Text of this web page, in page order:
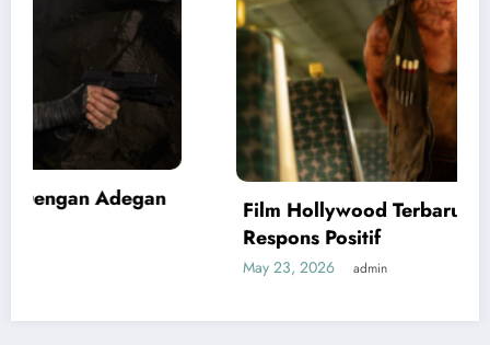
Film Hollywood Terbaru 2026 Dapat